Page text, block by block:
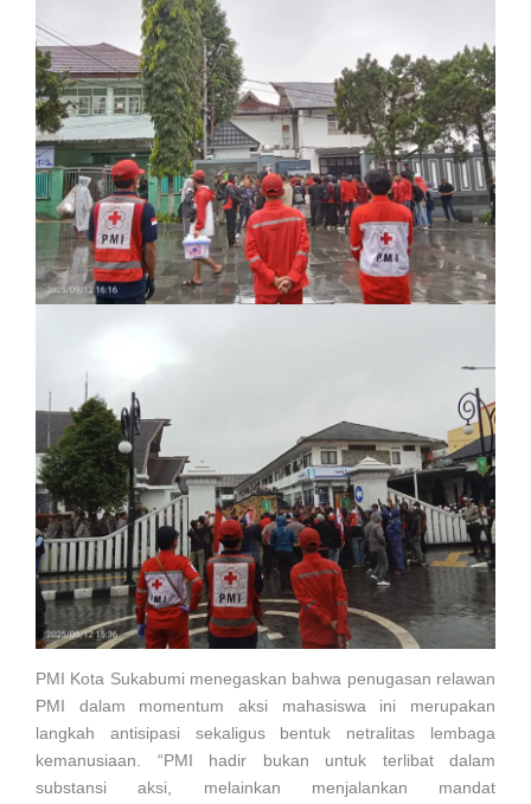
PMI Kota Sukabumi menegaskan bahwa penugasan relawan
PMI dalam momentum aksi mahasiswa ini merupakan
langkah antisipasi sekaligus bentuk netralitas lembaga
kemanusiaan. “PMI hadir bukan untuk terlibat dalam
substansi aksi, melainkan menjalankan mandat